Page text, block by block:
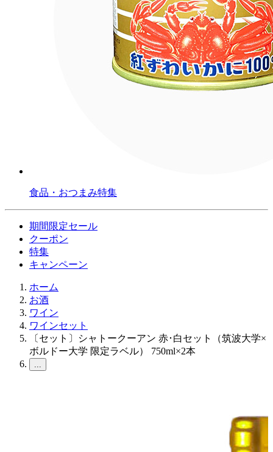
食品・おつまみ特集
期間限定セール
クーポン
特集
キャンペーン
ホーム
お酒
ワイン
ワインセット
〔セット〕シャトークーアン 赤･白セット（筑波大学×
ボルドー大学 限定ラベル） 750ml×2本
...